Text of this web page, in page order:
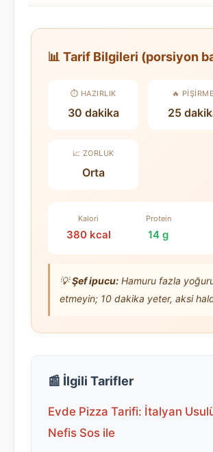
📊 Tarif Bilgileri (porsiyon
⏱️ HAZIRLIK
30 dakika
🔥 PIŞIRME
25
📈 ZORLUK
Orta
Kalori
380 kcal
Protein
14 g
💡Şef ipucu: Hamuru fazla
etmeyin; 10 dakika yeter, aksi
📰 İlgili Tarifler
Evde Pizza Tarifi: İtalyan
Nefis Sos ile